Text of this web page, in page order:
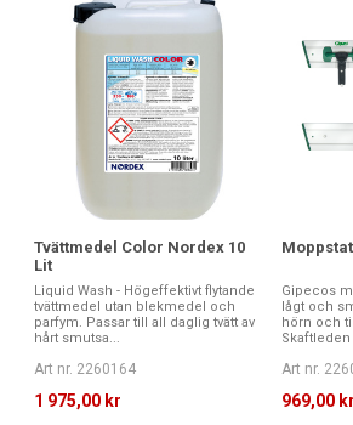
Tvättmedel Color Nordex 10
Lit
Liquid Wash - Högeffektivt flytande
tvättmedel utan blekmedel och
parfym. Passar till all daglig tvätt av
hårt smutsa...
Art nr. 2260164
1 975,00 kr
Gipecos
lågt och
hörn och
Skaftleden
Art nr.
969,00 kr